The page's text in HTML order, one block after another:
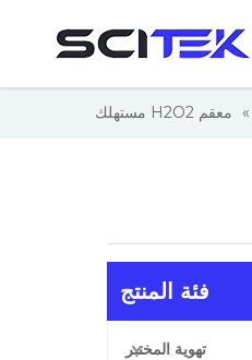
» معقم H2O2 مستهلك
فئة المنتج
تهوية المختبر